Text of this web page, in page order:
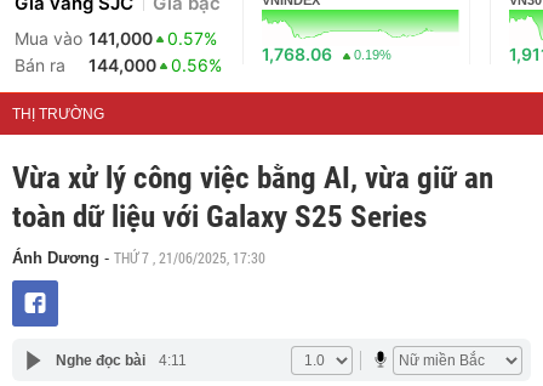
Mua vào 141,000
0.57%
Bán ra
144,000 0.56%
1,768.06 0.19%
THỊ TRƯỜNG
Vừa xử lý công việc bằng AI, vừa giữ an
toàn dữ liệu với Galaxy S25 Series
Ánh Dương - THỨ 7 , 21/06/2025, 17:30
Nghe đọc bài 4:11